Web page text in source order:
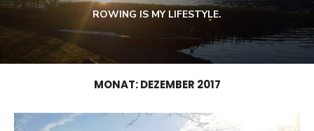
ROWING IS MY LIFESTYLE.
MONAT:DEZEMBER 2017